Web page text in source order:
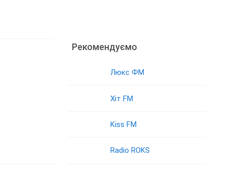
Рекомендуємо
Люкс ФМ
Хіт FM
Kiss FM
Radio ROKS